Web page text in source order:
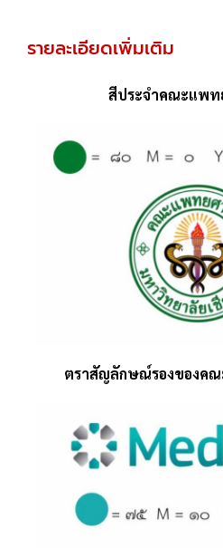
รายละเอียดเพิ่มเติม
สีประจําคณะแพ
ตราสัญลักษณ์รองของค